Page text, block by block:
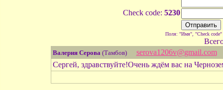
Check code: 5230
Поля: "Имя", "Check code"
Валерия Серова(Тамбов)
serova1206v@gmail.com
Сергей, здравствуйте!Очень ждём вас на